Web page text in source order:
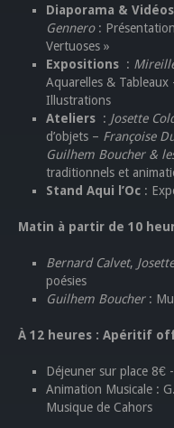
Diaporama & Vidéos
Gennero: Présentation
Vertuoses »
Expositions :
Aquarelles & Tableaux
Illustrations
Ateliers : Josette
d’objets – Françoise
Guilhem Boucher &
traditionnels et
Stand Aqui l’Oc :
Matin à partir de 10
Bernard Calvet,
poésies
Guilhem Boucher:
À 12 heures : Apéritif
Déjeuner sur place 8€
Animation Musicale :
Musique de Cahors